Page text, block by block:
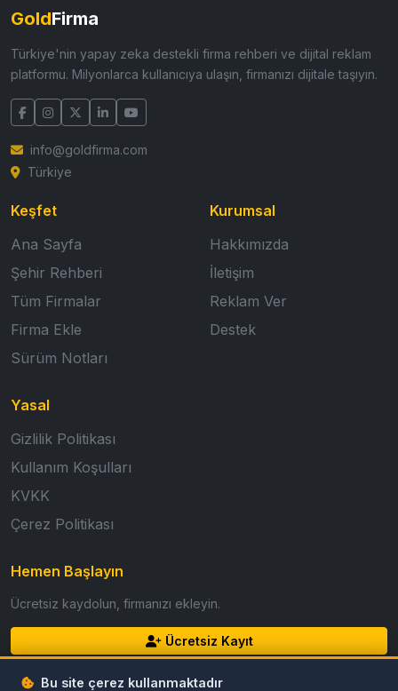
GoldFirma
Türkiye'nin yapay zeka destekli firma rehberi ve dijital reklam
platformu. Milyonlarca kullanıcıya ulaşın, firmanızı dijitale taşıyın.
info@goldfirma.com
Türkiye
Keşfet
Ana Sayfa
Şehir Rehberi
Tüm Firmalar
Firma Ekle
Sürüm Notları
Kurumsal
Hakkımızda
İletişim
Reklam Ver
Destek
Yasal
Gizlilik Politikası
Kullanım Koşulları
KVKK
Çerez Politikası
Hemen Başlayın
Ücretsiz kaydolun, firmanızı ekleyin.
Ücretsiz Kayıt
Giriş Yap
Bu site çerez kullanmaktadır